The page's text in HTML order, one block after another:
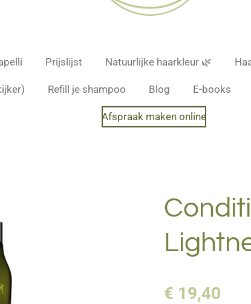
Prijslijst Natuurlijke haarkleur 🌿
Refill je shampoo Blog E-books
Afspraak maken online
€ 19,40